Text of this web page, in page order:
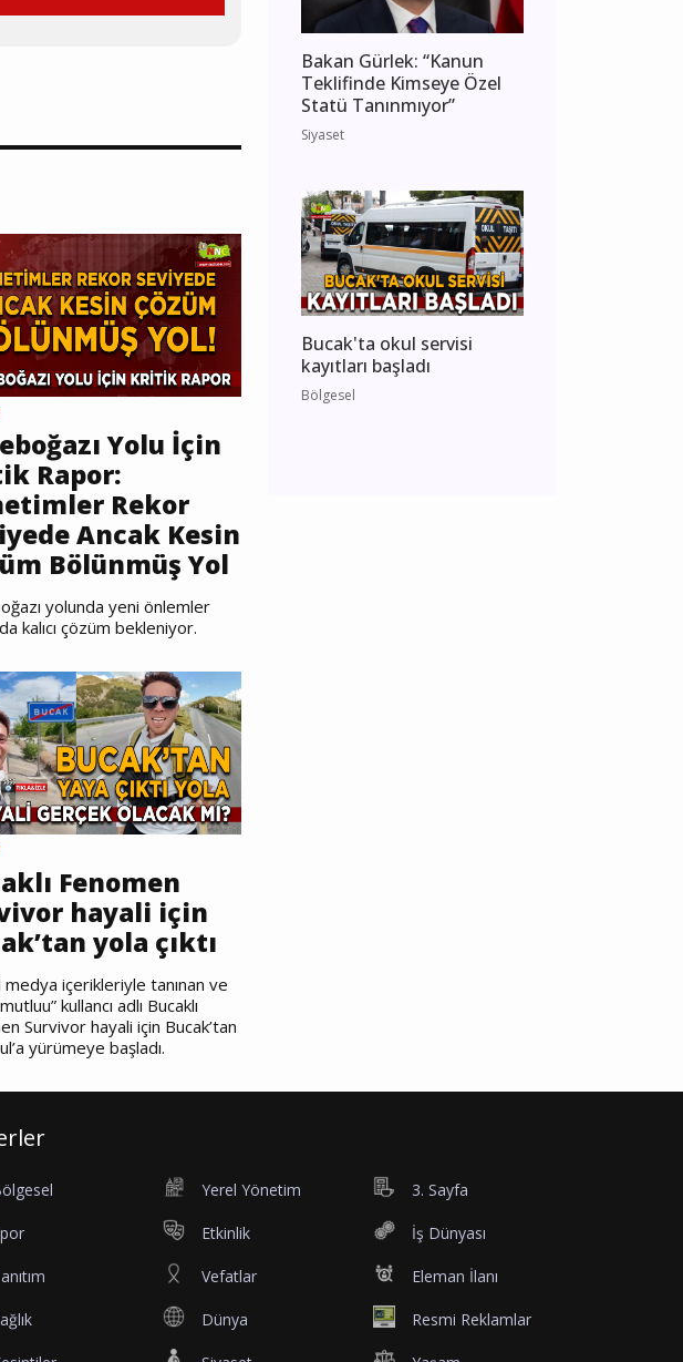
Yolu İçin
Rapor:
Rekor
Ancak Kesin
Bölünmüş Yol
yolunda yeni önlemler
kalıcı çözüm bekleniyor.
Fenomen
hayali için
yola çıktı
medya içerikleriyle tanınan ve
kullancı adlı Bucaklı
Survivor hayali için Bucak’tan
yürümeye başladı.
Bakan Gürlek: “Kanun
Teklifinde Kimseye Özel
Statü Tanınmıyor”
Siyaset
Bucak'ta okul servisi
kayıtları başladı
Bölgesel
Yerel Yönetim 3. Sayfa
Etkinlik İş Dünyası
Vefatlar Eleman İlanı
Dünya Resmi Reklamlar